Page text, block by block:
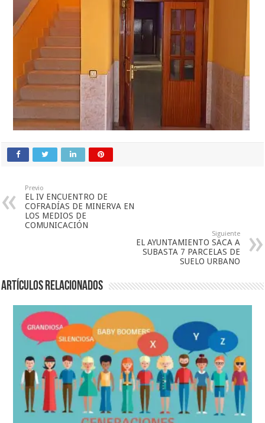
Previo
EL IV ENCUENTRO DE
COFRADÍAS DE MINERVA EN
LOS MEDIOS DE
COMUNICACIÓN
Siguiente
EL AYUNTAMIENTO SACA A
SUBASTA 7 PARCELAS DE
SUELO URBANO
Artículos relacionados